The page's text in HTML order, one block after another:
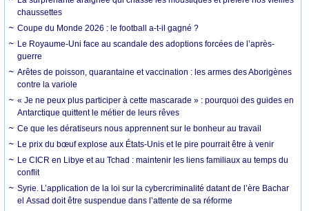
chaussettes
Coupe du Monde 2026 : le football a-t-il gagné ?
Le Royaume-Uni face au scandale des adoptions forcées de l’après-
guerre
Arêtes de poisson, quarantaine et vaccination : les armes des Aborigènes
contre la variole
« Je ne peux plus participer à cette mascarade » : pourquoi des guides en
Antarctique quittent le métier de leurs rêves
Ce que les dératiseurs nous apprennent sur le bonheur au travail
Le prix du bœuf explose aux États-Unis et le pire pourrait être à venir
Le CICR en Libye et au Tchad : maintenir les liens familiaux au temps du
conflit
Syrie. L’application de la loi sur la cybercriminalité datant de l’ère Bachar
el Assad doit être suspendue dans l’attente de sa réforme